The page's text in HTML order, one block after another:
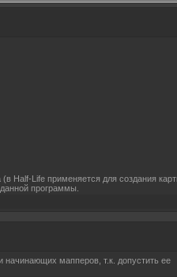
Half-Life применяется для создания
программы.
мапперов, т.к. допустить ее